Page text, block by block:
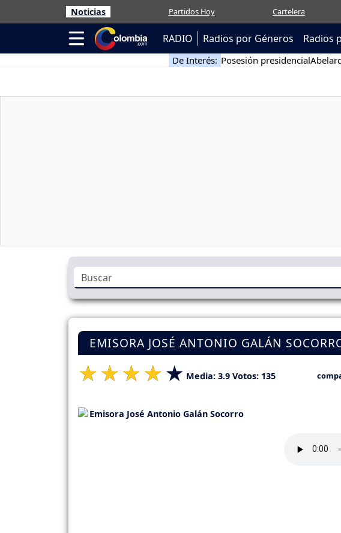
Noticias Partidos Hoy Cartelera
RADIO Radios por Géneros Radios
De Interés: Posesión presidencial
EMISORA JOSÉ ANTONIO GALÁN
Media: 3.9 Votos: 135